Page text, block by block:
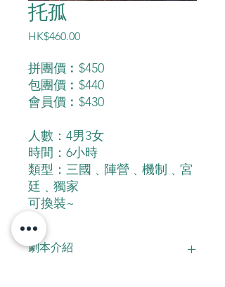
托孤
HK$460.00價
拼團價︰$450
包團價︰$440
會員價︰$430
人數：4男3女
時間：6小時
類型：三國﹑陣營﹑機制﹑宮
廷﹑獨家
可換裝~
劇本介紹